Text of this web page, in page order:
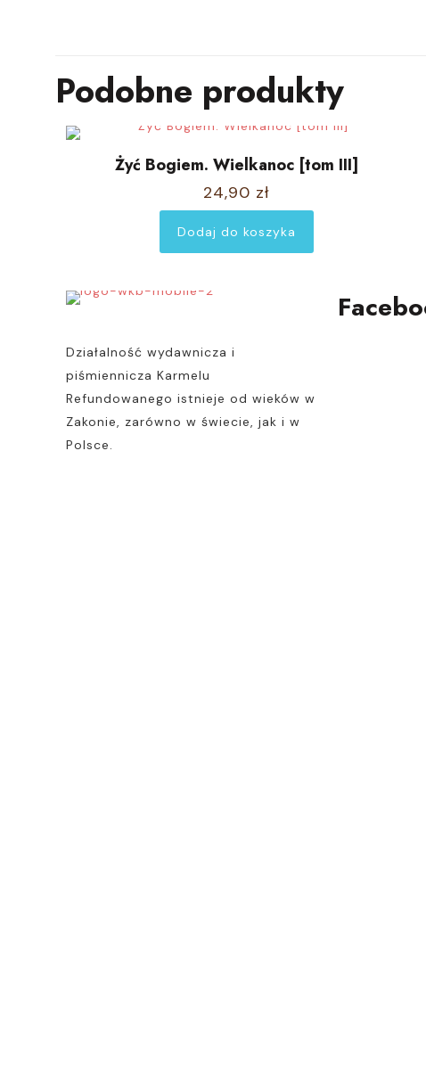
Podobne produkty
Żyć Bogiem. Wielkanoc [tom III]
24,90 zł
Dodaj do koszyka
Działalność wydawnicza i
piśmiennicza Karmelu
Refundowanego istnieje od wieków w
Zakonie, zarówno w świecie, jak i w
Polsce.